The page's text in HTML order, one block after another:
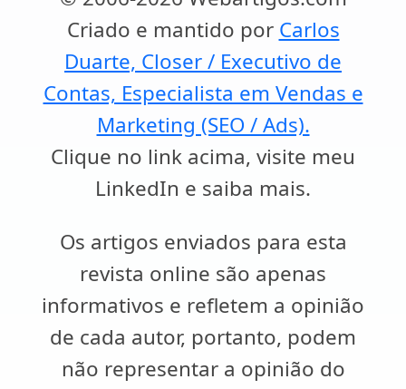
Criado e mantido por Carlos
Duarte, Closer / Executivo de
Contas, Especialista em Vendas e
Marketing (SEO / Ads).
Clique no link acima, visite meu
LinkedIn e saiba mais.
Os artigos enviados para esta
revista online são apenas
informativos e refletem a opinião
de cada autor, portanto, podem
não representar a opinião do